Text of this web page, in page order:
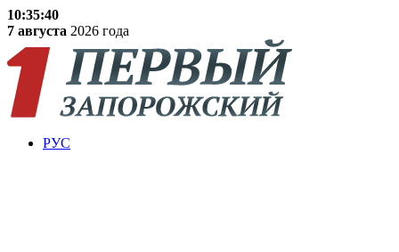
10:35:41
7 августа 2026 года
РУС